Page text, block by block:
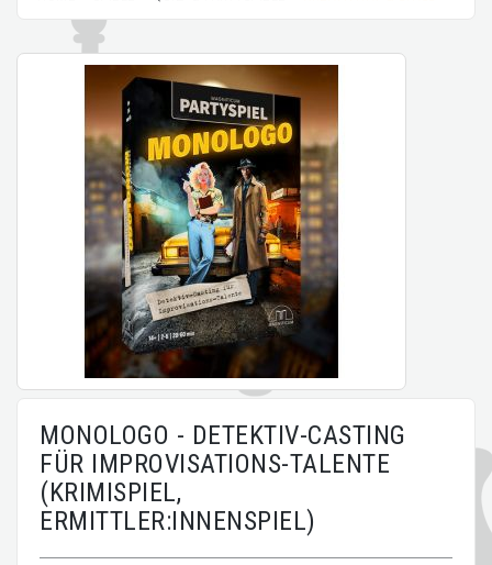
MONOLOGO - DETEKTIV-CASTING
FÜR IMPROVISATIONS-TALENTE
(KRIMISPIEL,
ERMITTLER:INNENSPIEL)